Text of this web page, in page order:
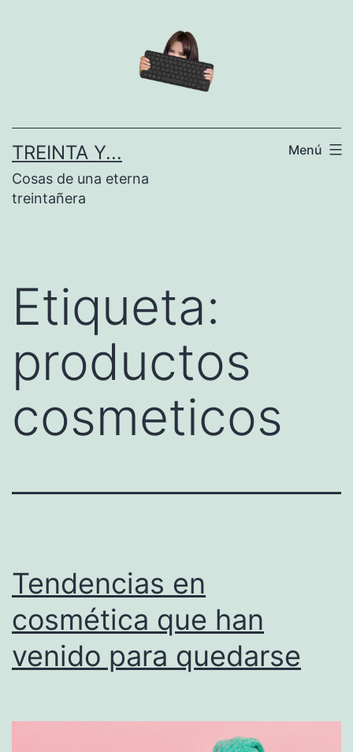
TREINTA Y...
Cosas de una eterna
treintañera
Menú
Etiqueta:
productos
cosmeticos
Tendencias en
cosmética que han
venido para quedarse